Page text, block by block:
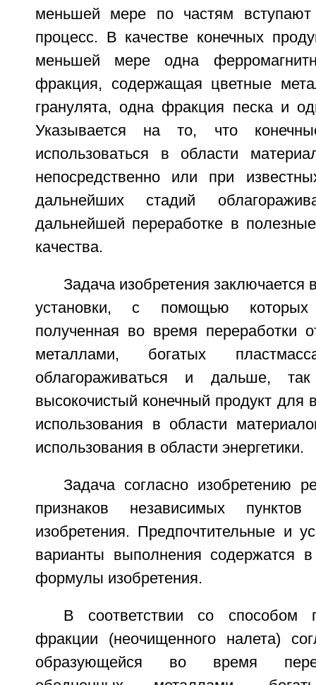
меньшей мере по частям
процесс. В качестве конечных
меньшей мере одна
фракция, содержащая цветные
гранулята, одна фракция песка и
Указывается на то, что
использоваться в области
непосредственно или при
дальнейших стадий
дальнейшей переработке в
качества.
Задача изобретения заключается
установки, с помощью
полученная во время переработки
металлами, богатых
облагораживаться и дальше,
высокочистый конечный продукт для
использования в области
использования в области энергетики.
Задача согласно изобретению
признаков независимых
изобретения. Предпочтительные и
варианты выполнения содержатся
формулы изобретения.
В соответствии со способом
фракции (неочищенного налета)
образующейся во время